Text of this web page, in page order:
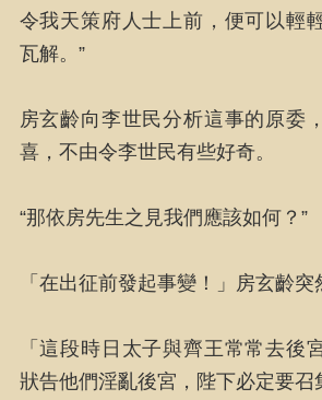
令我天策府人士上前，便可以輕
瓦解。”
房玄齡向李世民分析這事的原委
喜，不由令李世民有些好奇。
“那依房先生之見我們應該如何？”
「在出征前發起事變！」房玄齡突
「這段時日太子與齊王常常去後
狀告他們淫亂後宮，陛下必定要召